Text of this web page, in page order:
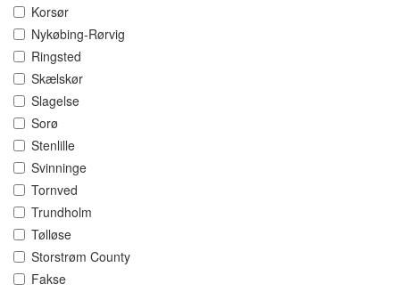
Korsør
Nykøbing-Rørvig
Ringsted
Skælskør
Slagelse
Sorø
Stenlille
Svinninge
Tornved
Trundholm
Tølløse
Storstrøm County
Fakse